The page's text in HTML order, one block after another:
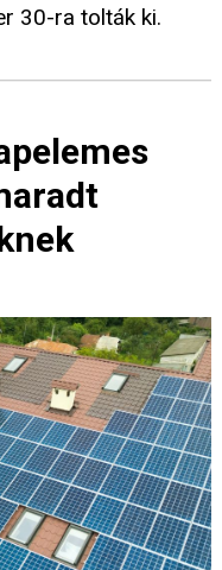
30-ra tolták ki.